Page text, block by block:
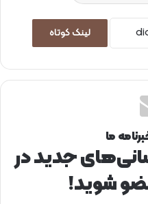
لینک کوتاه
ما
جدید در
شوید!